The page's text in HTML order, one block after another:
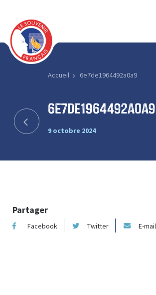
Accueil 6e7de1964492a0a9
6e7de1964492a0a9
9 octobre 2024
Partager
Facebook Twitter E-mail